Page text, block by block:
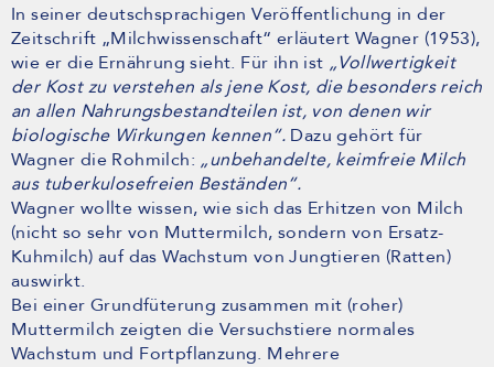
In seiner deutschsprachigen Veröffentlichung in der
Zeitschrift „Milchwissenschaft“ erläutert Wagner (1953),
wie er die Ernährung sieht. Für ihn ist „Vollwertigkeit
der Kost zu verstehen als jene Kost, die besonders reich
an allen Nahrungsbestandteilen ist, von denen wir
biologische Wirkungen kennen“. Dazu gehört für
Wagner die Rohmilch: „unbehandelte, keimfreie Milch
aus tuberkulosefreien Beständen“.
Wagner wollte wissen, wie sich das Erhitzen von Milch
(nicht so sehr von Muttermilch, sondern von Ersatz-
Kuhmilch) auf das Wachstum von Jungtieren (Ratten)
auswirkt.
Bei einer Grundfüterung zusammen mit (roher)
Muttermilch zeigten die Versuchstiere normales
Wachstum und Fortpflanzung. Mehrere